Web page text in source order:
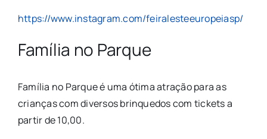
https://www.instagram.com/feiralesteeuropeiasp/
Família no Parque
Família no Parque é uma ótima atração para as
crianças com diversos brinquedos com tickets a
partir de 10,00.